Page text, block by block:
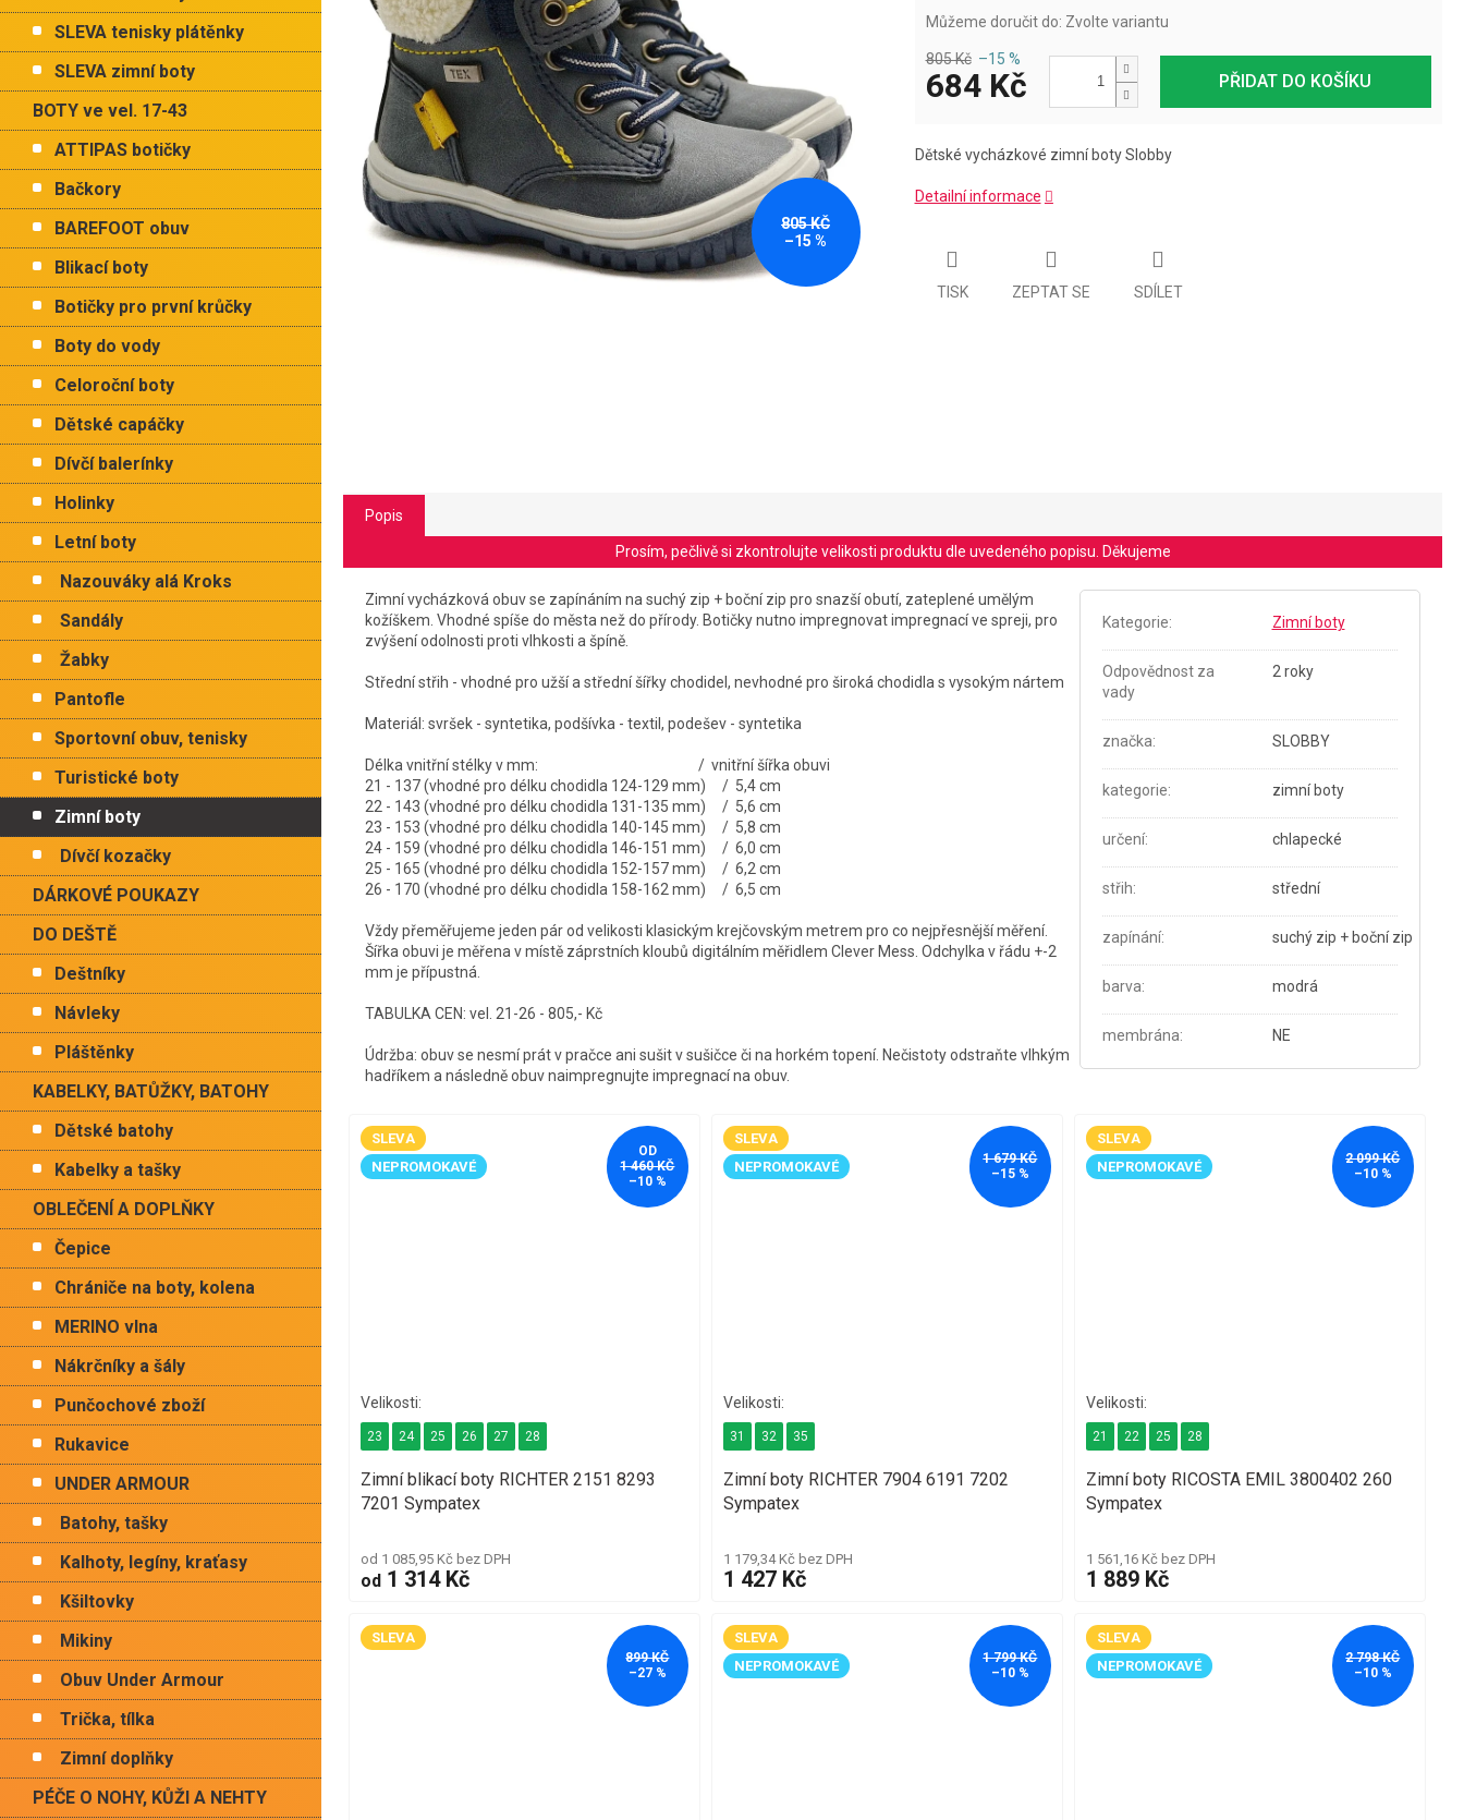
n
l
SLEVA tenisky plátěnky
SLEVA zimní boty
BOTY ve vel. 17-43
ATTIPAS botičky
Bačkory
BAREFOOT obuv
Blikací boty
Botičky pro první krůčky
Boty do vody
Celoroční boty
Dětské capáčky
Dívčí balerínky
Holinky
Letní boty
Nazouváky alá Kroks
Sandály
Žabky
Pantofle
Sportovní obuv, tenisky
Turistické boty
Zimní boty
Dívčí kozačky
DÁRKOVÉ POUKAZY
DO DEŠTĚ
Deštníky
Návleky
Pláštěnky
KABELKY, BATŮŽKY, BATOHY
Dětské batohy
Kabelky a tašky
OBLEČENÍ A DOPLŇKY
Čepice
Chrániče na boty, kolena
MERINO vlna
Nákrčníky a šály
Punčochové zboží
Rukavice
UNDER ARMOUR
Batohy, tašky
Kalhoty, legíny, kraťasy
Kšiltovky
Mikiny
Obuv Under Armour
Trička, tílka
Zimní doplňky
PÉČE O NOHY, KŮŽI A NEHTY
hvězdiček.
805 KČ
–15 %
Můžeme doručit do: Zvolte variantu
PŘIDAT DO KOŠÍKU
805 Kč –15 %
684 Kč
Dětské vycházkové zimní boty Slobby
Detailní informace
TISK ZEPTAT SE SDÍLET
Popis
Prosím, pečlivě si zkontrolujte velikosti produktu dle uvedeného popisu. Děkujeme
Zimní vycházková obuv se zapínáním na suchý zip + boční zip pro snazší obutí, zateplené umělým
kožíškem. Vhodné spíše do města než do přírody. Botičky nutno impregnovat impregnací ve spreji, pro
zvýšení odolnosti proti vlhkosti a špíně.
Střední střih - vhodné pro užší a střední šířky chodidel, nevhodné pro široká chodidla s vysokým nártem
Materiál: svršek - syntetika, podšívka - textil, podešev - syntetika
Délka vnitřní stélky v mm: / vnitřní šířka obuvi
21 - 137 (vhodné pro délku chodidla 124-129 mm) / 5,4 cm
22 - 143 (vhodné pro délku chodidla 131-135 mm) / 5,6 cm
23 - 153 (vhodné pro délku chodidla 140-145 mm) / 5,8 cm
24 - 159 (vhodné pro délku chodidla 146-151 mm) / 6,0 cm
25 - 165 (vhodné pro délku chodidla 152-157 mm) / 6,2 cm
26 - 170 (vhodné pro délku chodidla 158-162 mm) / 6,5 cm
Vždy přeměřujeme jeden pár od velikosti klasickým krejčovským metrem pro co nejpřesnější měření.
Šířka obuvi je měřena v místě záprstních kloubů digitálním měřidlem Clever Mess. Odchylka v řádu +-2
mm je přípustná.
TABULKA CEN: vel. 21-26 - 805,- Kč
Údržba: obuv se nesmí prát v pračce ani sušit v sušičce či na horkém topení. Nečistoty odstraňte vlhkým
hadříkem a následně obuv naimpregnujte impregnací na obuv.
Kategorie: Zimní boty
Odpovědnost za
vady
2 roky
značka: SLOBBY
kategorie: zimní boty
určení: chlapecké
střih: střední
zapínání: suchý zip + boční zip
barva: modrá
membrána: NE
SLEVA
NEPROMOKAVÉ
OD
1 460 KČ
–10 %
Zimní blikací boty RICHTER 2151 8293
7201 Sympatex
od 1 085,95 Kč bez DPH
od 1 314 Kč
23 24 25 26 27 28
SLEVA
NEPROMOKAVÉ
1 679 KČ
–15 %
Zimní boty RICHTER 7904 6191 7202
Sympatex
1 179,34 Kč bez DPH
1 427 Kč
31 32 35
SLEVA
NEPROMOKAVÉ
2 099 KČ
–10 %
Zimní boty RICOSTA EMIL 3800402 260
Sympatex
1 561,16 Kč bez DPH
1 889 Kč
21 22 25 28
SLEVA
899 KČ
–27 %
SLEVA
NEPROMOKAVÉ
1 799 KČ
–10 %
SLEVA
NEPROMOKAVÉ
2 798 KČ
–10 %